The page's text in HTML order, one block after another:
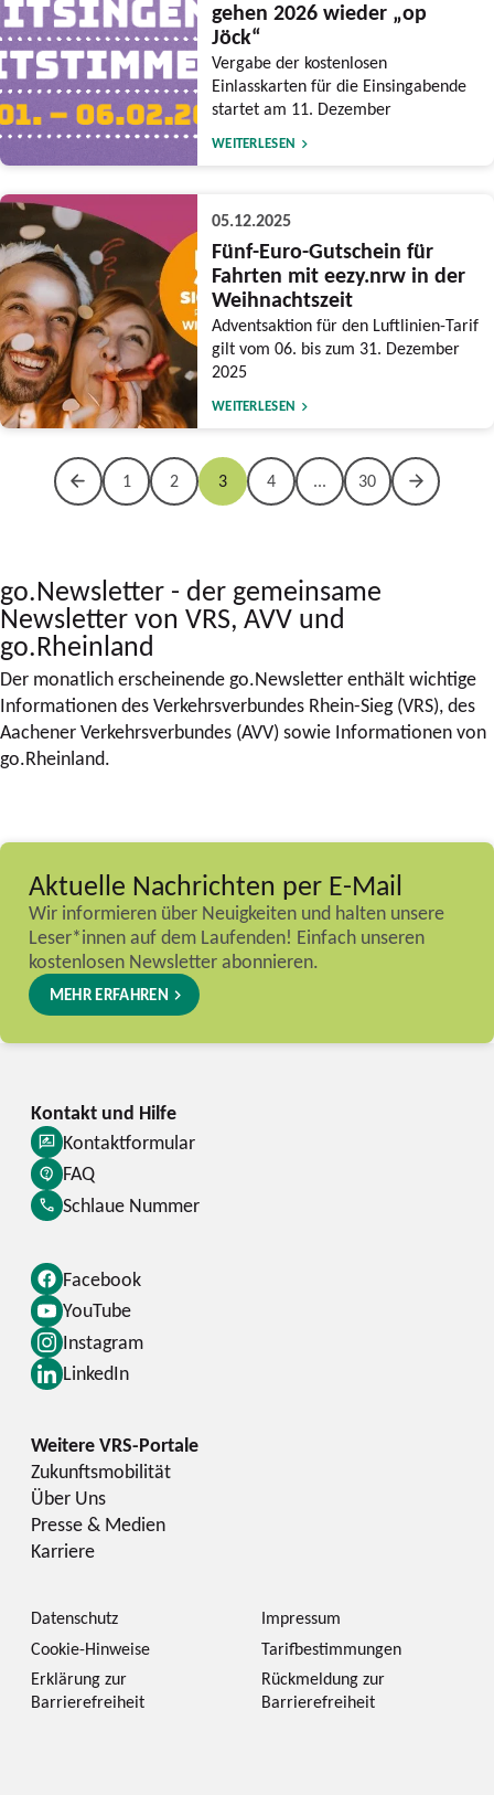
gehen 2026 wieder „op
Jöck“
Vergabe der kostenlosen
Einlasskarten für die Einsingabende
startet am 11. Dezember
WEITERLESEN
05.12.2025
Fünf-Euro-Gutschein für
Fahrten mit eezy.nrw in der
Weihnachtszeit
Adventsaktion für den Luftlinien-Tarif
gilt vom 06. bis zum 31. Dezember
2025
WEITERLESEN
1 2 3 4 ... 30
go.Newsletter - der gemeinsame
Newsletter von VRS, AVV und
go.Rheinland
Der monatlich erscheinende go.Newsletter enthält wichtige
Informationen des Verkehrsverbundes Rhein-Sieg (VRS), des
Aachener Verkehrsverbundes (AVV) sowie Informationen von
go.Rheinland.
Aktuelle Nachrichten per E-Mail
Wir informieren über Neuigkeiten und halten unsere
Leser*innen auf dem Laufenden! Einfach unseren
kostenlosen Newsletter abonnieren.
MEHR ERFAHREN
Facebook
YouTube
Instagram
LinkedIn
Kontaktformular
FAQ
Schlaue Nummer
Zukunftsmobilität
Über Uns
Presse & Medien
Karriere
Datenschutz
Impressum
Cookie-Hinweise
Tarifbestimmungen
Erklärung zur
Barrierefreiheit
Rückmeldung zur
Barrierefreiheit